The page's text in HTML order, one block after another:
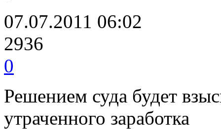
07.07.2011 06:02
2936
0
Решением суда будет
утраченного заработка